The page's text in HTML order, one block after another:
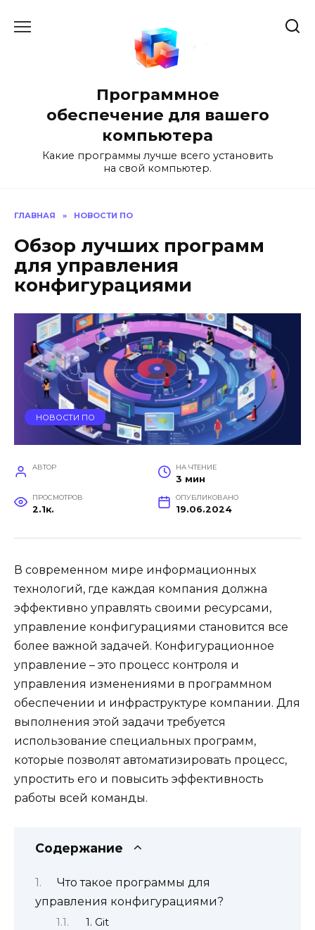
Программное
обеспечение для вашего
компьютера
Какие программы лучше всего установить
на свой компьютер.
ГЛАВНАЯ » НОВОСТИ ПО
Обзор лучших программ
для управления
конфигурациями
НОВОСТИ ПО
АВТОР НА ЧТЕНИЕ
3 мин
ПРОСМОТРОВ
2.1к.
ОПУБЛИКОВАНО
19.06.2024
В современном мире информационных
технологий, где каждая компания должна
эффективно управлять своими ресурсами,
управление конфигурациями становится все
более важной задачей. Конфигурационное
управление – это процесс контроля и
управления изменениями в программном
обеспечении и инфраструктуре компании. Для
выполнения этой задачи требуется
использование специальных программ,
которые позволят автоматизировать процесс,
упростить его и повысить эффективность
работы всей команды.
Содержание
Что такое программы для
управления конфигурациями?
1. Git